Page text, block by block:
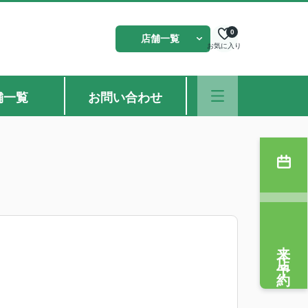
店舗一覧
お気に入り
0
一覧 お問い合わせ
来店予約